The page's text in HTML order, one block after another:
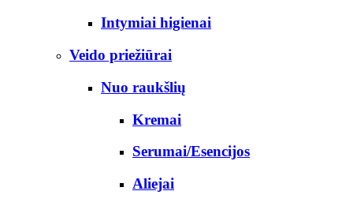
Intymiai higienai
Veido priežiūrai
Nuo raukšlių
Kremai
Serumai/Esencijos
Aliejai